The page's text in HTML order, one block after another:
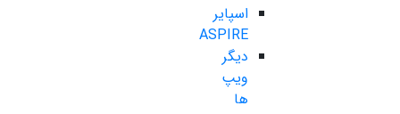
اسپایر
ASPIRE
دیگر
ویپ
ها